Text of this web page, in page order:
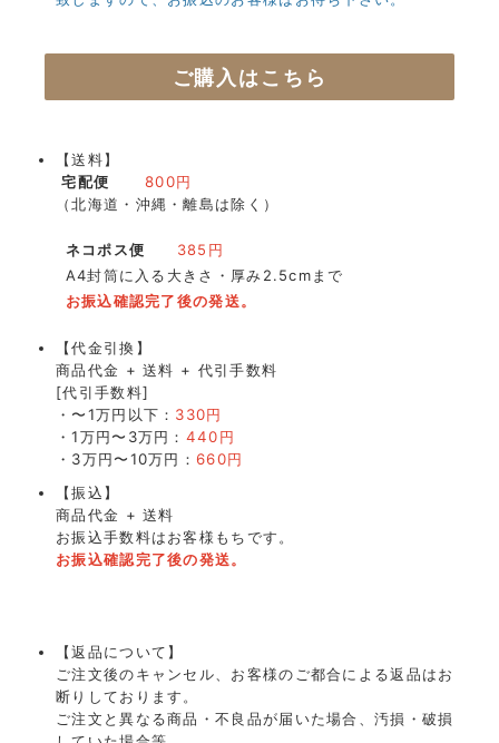
ご購入はこちら
【送料】
宅配便
800円
（北海道・沖縄・離島は除く）
ネコポス便
385円
A4封筒に入る大きさ・厚み2.5cmまで
お振込確認完了後の発送。
【代金引換】
商品代金 + 送料 + 代引手数料
[代引手数料]
・〜1万円以下： 330円
・1万円〜3万円： 440円
・3万円〜10万円： 660円
【振込】
商品代金 + 送料
お振込手数料はお客様もちです。
お振込確認完了後の発送。
【返品について】
ご注文後のキャンセル、お客様のご都合による返品はお
断りしております。
ご注文と異なる商品・不良品が届いた場合、汚損・破損